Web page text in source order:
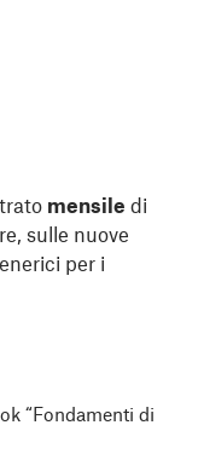
mensile di
sulle nuove
per i
“Fondamenti di